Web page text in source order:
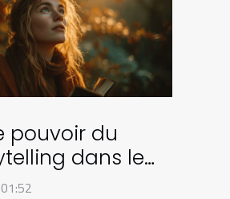
pouvoir du
dans le
des marques